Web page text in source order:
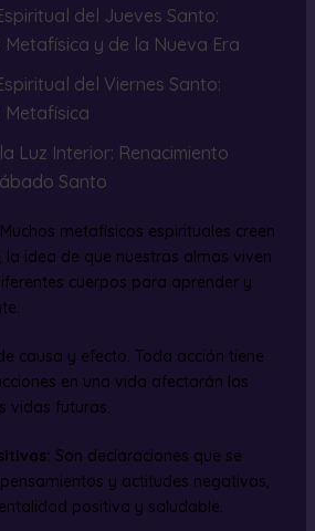
del Jueves Santo:
Metafísica y de la Nueva Era
del Viernes Santo:
Metafísica
Luz Interior: Renacimiento
Santo
Muchos metafísicos espirituales creen
la idea de que nuestras almas viven
cuerpos para aprender y
causa y efecto. Toda acción tiene
en una vida afectarán las
vidas futuras.
Son declaraciones que se
y actitudes negativas,
positiva y saludable.